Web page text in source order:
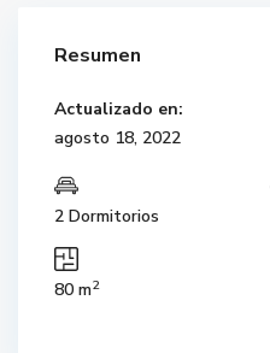
Resumen
Actualizado en:
agosto 18, 2022
2 Dormitorios
80 m2